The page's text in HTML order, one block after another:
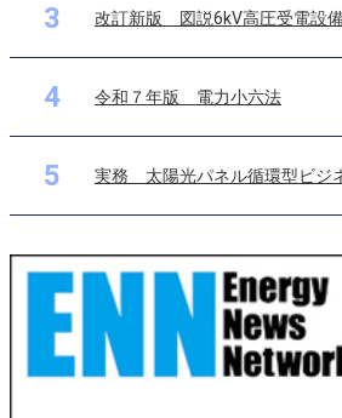
3 改訂新版 図説6kV高圧受電設
4 令和７年版 電力小六法
5 実務 太陽光パネル循環型ビジ